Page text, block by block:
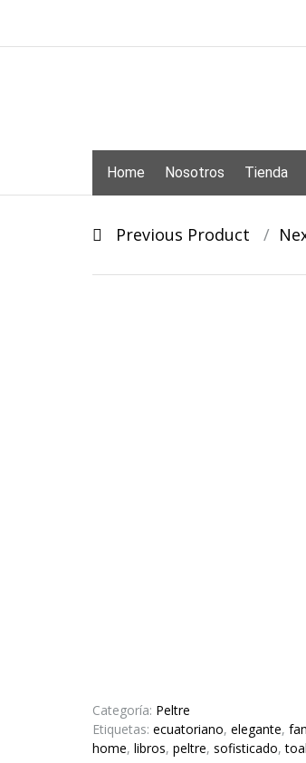
content
Home Nosotros Tienda
PostPrevious Product
Categoría: Peltre
Etiquetas: ecuatoriano, elegante,
home, libros, peltre, sofisticado,